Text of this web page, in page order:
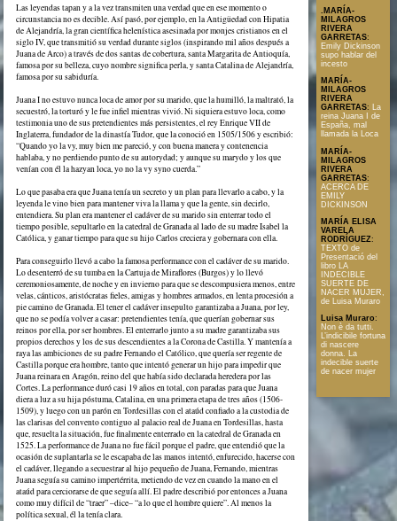
Las leyendas tapan y a la vez transmiten una verdad que en ese momento o
circunstancia no es decible. Así pasó, por ejemplo, en la Antigüedad con Hipatia
de Alejandría, la gran científica helenística asesinada por monjes cristianos en el
siglo IV, que transmitió su verdad durante siglos (inspirando mil años después a
Juana de Arco) a través de dos santas de cobertura, santa Margarita de Antioquía,
famosa por su belleza, cuyo nombre significa perla, y santa Catalina de Alejandría,
famosa por su sabiduría.
Juana I no estuvo nunca loca de amor por su marido, que la humilló, la maltrató, la
secuestró, la torturó y le fue infiel mientras vivió. Ni siquiera estuvo loca, como
testimonia uno de sus pretendientes más persistentes, el rey Enrique VII de
Inglaterra, fundador de la dinastía Tudor, que la conoció en 1505/1506 y escribió:
“Quando yo la vy, muy bien me pareció, y con buena manera y contenencia
hablaba, y no perdiendo punto de su autorydad; y aunque su marydo y los que
venían con él la hazyan loca, yo no la vy syno cuerda.”
Lo que pasaba era que Juana tenía un secreto y un plan para llevarlo a cabo, y la
leyenda le vino bien para mantener viva la llama y que la gente, sin decirlo,
entendiera. Su plan era mantener el cadáver de su marido sin enterrar todo el
tiempo posible, sepultarlo en la catedral de Granada al lado de su madre Isabel la
Católica, y ganar tiempo para que su hijo Carlos creciera y gobernara con ella.
Para conseguirlo llevó a cabo la famosa performance con el cadáver de su marido.
Lo desenterró de su tumba en la Cartuja de Miraflores (Burgos) y lo llevó
ceremoniosamente, de noche y en invierno para que se descompusiera menos, entre
velas, cánticos, aristócratas fieles, amigas y hombres armados, en lenta procesión a
pie camino de Granada. El tener el cadáver insepulto garantizaba a Juana, por ley,
que no se podía volver a casar: pretendientes tenía, que querían gobernar sus
reinos por ella, por ser hombres. El enterrarlo junto a su madre garantizaba sus
propios derechos y los de sus descendientes a la Corona de Castilla. Y mantenía a
raya las ambiciones de su padre Fernando el Católico, que quería ser regente de
Castilla porque era hombre, tanto que intentó generar un hijo para impedir que
Juana reinara en Aragón, reino del que había sido declarada heredera por las
Cortes. La performance duró casi 19 años en total, con paradas para que Juana
diera a luz a su hija póstuma, Catalina, en una primera etapa de tres años (1506-
1509), y luego con un parón en Tordesillas con el ataúd confiado a la custodia de
las clarisas del convento contiguo al palacio real de Juana en Tordesillas, hasta
que, resuelta la situación, fue finalmente enterrado en la catedral de Granada en
1525. La performance de Juana no fue fácil porque el padre, que entendió que la
ocasión de suplantarla se le escapaba de las manos intentó, enfurecido, hacerse con
el cadáver, llegando a secuestrar al hijo pequeño de Juana, Fernando, mientras
Juana seguía su camino impertérrita, metiendo de vez en cuando la mano en el
ataúd para cerciorarse de que seguía allí. El padre describió por entonces a Juana
como muy difícil de “traer” –dice– “a lo que el hombre quiere”. Al menos la
política sexual, él la tenía clara.
.MARÍA-
MILAGROS
RIVERA
GARRETAS:
Emily Dickinson
supo hablar del
incesto
MARÍA-
MILAGROS
RIVERA
GARRETAS: La
reina Juana I de
España, mal
llamada la Loca
MARÍA-
MILAGROS
RIVERA
GARRETAS:
ACERCA DE
EMILY
DICKINSON
MARÍA ELISA
VARELA
RODRÍGUEZ:
TEXTO de
Presentació del
libro LA
INDECIBLE
SUERTE DE
NACER MUJER,
de Luisa Muraro
Luisa Muraro:
Non è da tutti.
L’indicibile fortuna
di nascere
donna. La
indecible suerte
de nacer mujer